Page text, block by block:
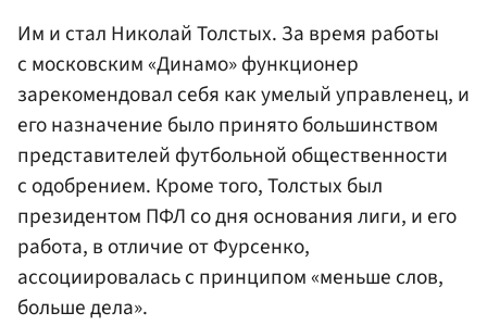
Им и стал Николай Толстых. За время работы
с московским «Динамо» функционер
зарекомендовал себя как умелый управленец, и
его назначение было принято большинством
представителей футбольной общественности
с одобрением. Кроме того, Толстых был
президентом ПФЛ со дня основания лиги, и его
работа, в отличие от Фурсенко,
ассоциировалась с принципом «меньше слов,
больше дела».